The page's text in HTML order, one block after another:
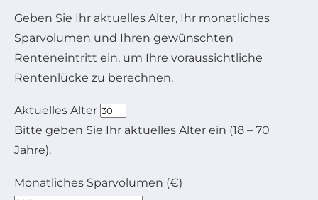
Geben Sie Ihr aktuelles Alter, Ihr monatliches
Sparvolumen und Ihren gewünschten
Renteneintritt ein, um Ihre voraussichtliche
Rentenlücke zu berechnen.
Aktuelles Alter
Bitte geben Sie Ihr aktuelles Alter ein (18 – 70
Jahre).
Monatliches Sparvolumen (€)